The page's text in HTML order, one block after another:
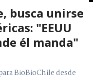
busca unirse
"EEUU
él manda"
BioBioChile desde